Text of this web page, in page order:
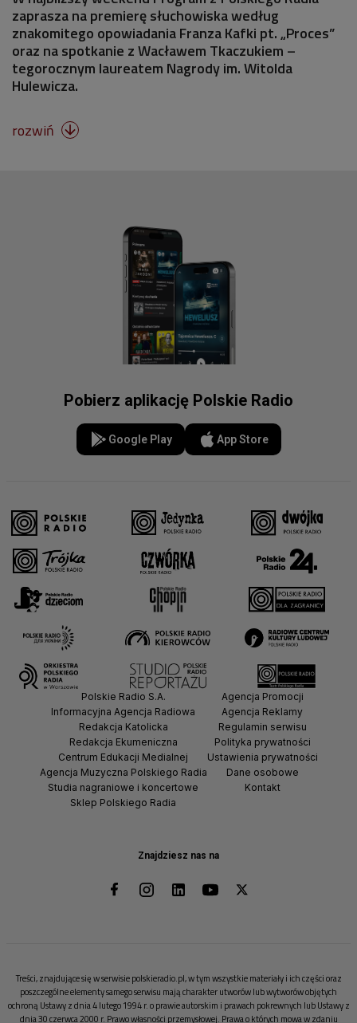
zaprasza na premierę słuchowiska według
znakomitego opowiadania Franza Kafki pt. „Proces”
oraz na spotkanie z Wacławem Tkaczukiem –
tegorocznym laureatem Nagrody im. Witolda
Hulewicza.
rozwiń 
Pobierz aplikację Polskie Radio
Google Play App Store
Znajdziesz nas na
Polskie Radio S.A.
Informacyjna Agencja Radiowa
Redakcja Katolicka
Redakcja Ekumeniczna
Centrum Edukacji Medialnej
Agencja Muzyczna Polskiego Radia
Studia nagraniowe i koncertowe
Sklep Polskiego Radia
Agencja Promocji
Agencja Reklamy
Regulamin serwisu
Polityka prywatności
Ustawienia prywatności
Dane osobowe
Kontakt
Treści, znajdujące się w serwisie polskieradio.pl, w tym wszystkie materiały i ich części oraz
poszczególne elementy samego serwisu mają charakter utworów lub wytworów objętych
ochroną Ustawy z dnia 4 lutego 1994 r. o prawie autorskim i prawach pokrewnych lub Ustawy z
dnia 30 czerwca 2000 r. Prawo własności przemysłowej. Prawa o których mowa w zdaniu